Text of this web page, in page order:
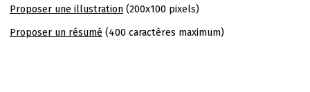
Proposer une illustration(200x100 pixels)
Proposer un résumé (400 caractères maximum)